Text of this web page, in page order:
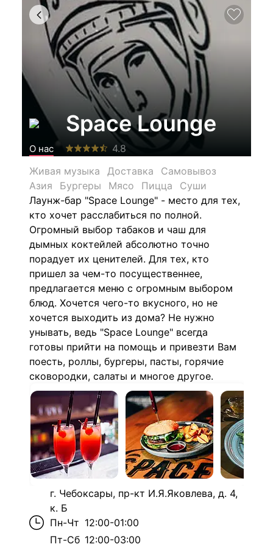
Space Lounge
О нас
4.8
Живая музыка
Доставка
Самовывоз
Азия
Бургеры Мясо Пицца
Суши
Лаунж-бар "Space Lounge" - место для тех,
кто хочет расслабиться по полной.
Огромный выбор табаков и чаш для
дымных коктейлей абсолютно точно
порадует их ценителей. Для тех, кто
пришел за чем-то посущественнее,
предлагается меню с огромным выбором
блюд. Хочется чего-то вкусного, но не
хочется выходить из дома? Не нужно
унывать, ведь "Space Lounge" всегда
готовы прийти на помощь и привезти Вам
поесть, роллы, бургеры, пасты, горячие
сковородки, салаты и многое другое.
г. Чебоксары, пр-кт И.Я.Яковлева, д. 4,
к. Б
Пн-Чт 12:00-01:00
Пт-Сб 12:00-03:00